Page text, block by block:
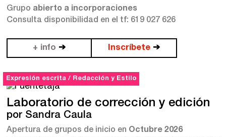
Directorios
Contacto
Guía Rápida
Dónde estamos
Grupo abierto a incorporaciones
Consulta disponibilidad en el tf: 619 027 626
+ info ➔ Inscríbete ➔
Expresión escrita / Redacción y Estilo
Laboratorio de corrección y edición
por Sandra Caula
Apertura de grupos de inicio en Octubre 2026